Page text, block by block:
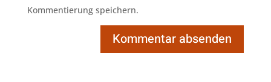
Kommentierung speichern.